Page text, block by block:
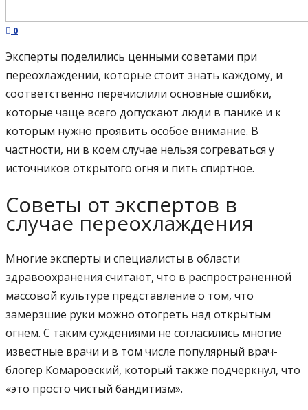
0
Эксперты поделились ценными советами при
переохлаждении, которые стоит знать каждому, и
соответственно перечислили основные ошибки,
которые чаще всего допускают люди в панике и к
которым нужно проявить особое внимание. В
частности, ни в коем случае нельзя согреваться у
источников открытого огня и пить спиртное.
Советы от экспертов в
случае переохлаждения
Многие эксперты и специалисты в области
здравоохранения считают, что в распространенной
массовой культуре представление о том, что
замерзшие руки можно отогреть над открытым
огнем. С таким суждениями не согласились многие
известные врачи и в том числе популярный врач-
блогер Комаровский, который также подчеркнул, что
«это просто чистый бандитизм».